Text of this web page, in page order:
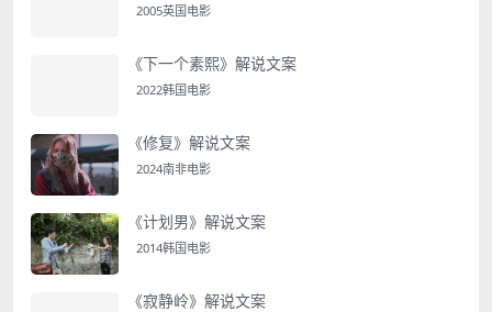
2005英国电影
《下一个素熙》解说文案
2022韩国电影
《修复》解说文案
2024南非电影
《计划男》解说文案
2014韩国电影
《寂静岭》解说文案